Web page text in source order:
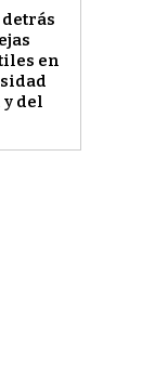
detrás
en
del